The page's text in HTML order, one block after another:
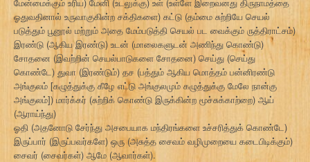
ஓதுவதினால் உருவாகுகின்ற சக்திகளை) கட்டு (தம்மை சுற்றியே செயல்
படுத்தும் பூனூல் மற்றும் அதை மேம்படுத்தி செயல் பட வைக்கும் ருத்திராட்சம்)
இரண்டு (ஆகிய இரண்டு) உடன் (மாலைகளுடன் அணிந்து கொண்டு)
சோதனை (இவற்றின் செயல்பாடுகளை சோதனை) செய்து (செய்து
கொண்டே) துவா (இரண்டும்) தச (பத்தும் ஆகிய மொத்தம் பன்னிரண்டு
அங்குலம் [கழுத்துக்கு கீழே எட்டு அங்குலமும் கழுத்துக்கு மேலே நான்கு
அங்குலம்]) மார்க்கர் (சுற்றிக் கொண்டு இருக்கின்ற மூச்சுக்காற்றை) ஆய்
(ஆராய்ந்து)
ஓதி (அதனோடு சேர்ந்து அசபையாக மந்திரங்களை உச்சரித்துக் கொண்டே)
இருப்பார் (இருப்பவர்களே) ஒரு (அசுத்த சைவம் வழிமுறையை கடைபிடிக்கும்)
சைவர் (சைவர்கள்) ஆமே (ஆவார்கள்).